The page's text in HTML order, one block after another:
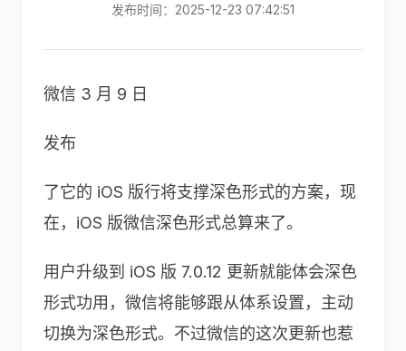
发布时间：2025-12-23 07:42:51
微信 3 月 9 日
发布
了它的 iOS 版行将支撑深色形式的方案，现
在，iOS 版微信深色形式总算来了。
用户升级到 iOS 版 7.0.12 更新就能体会深色
形式功用，微信将能够跟从体系设置，主动
切换为深色形式。不过微信的这次更新也惹